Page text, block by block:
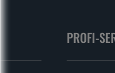
PROFI-